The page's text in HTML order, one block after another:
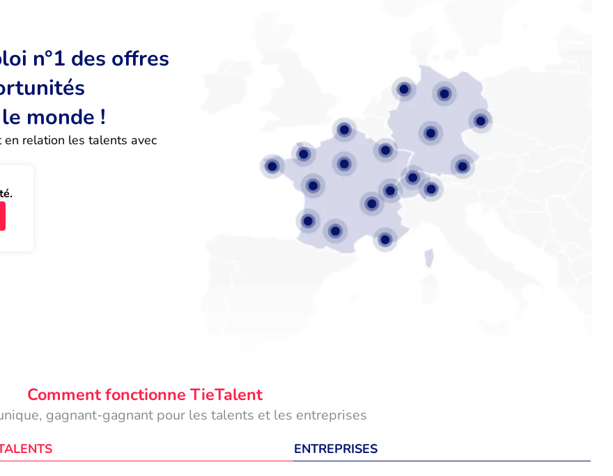
n°1 des offres
monde !
relation les talents avec
Comment fonctionne TieTalent
gagnant-gagnant pour les talents et les entreprises
ENTREPRISES